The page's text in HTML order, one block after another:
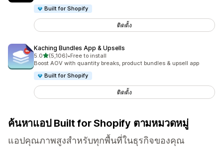
Built for Shopify
ติดตั้ง
Kaching Bundles App & Upsells
5.0เต็ม 5 ดาว
(5,106)
ทั้งหมด 5106 รีวิว
•Free to install
Boost AOV with quantity breaks, product bundles & upsell app
Built for Shopify
ติดตั้ง
ค้นหาแอป Built for Shopify ตามหมวดหมู่
แอปคุณภาพสูงสำหรับทุกพื้นที่ในธุรกิจของคุณ